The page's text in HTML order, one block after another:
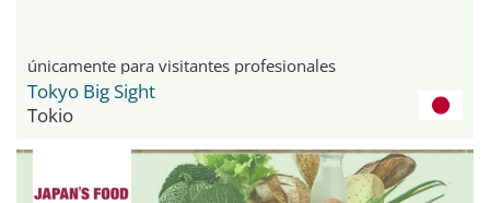
únicamente para visitantes profesionales
Tokyo Big Sight
Tokio